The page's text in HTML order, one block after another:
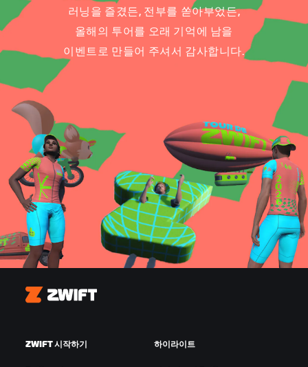
러닝을 즐겼든, 전부를 쏟아부었든,
올해의 투어를 오래 기억에 남을
이벤트로 만들어 주셔서 감사합니다.
Zwift
ZWIFT 시작하기 하이라이트